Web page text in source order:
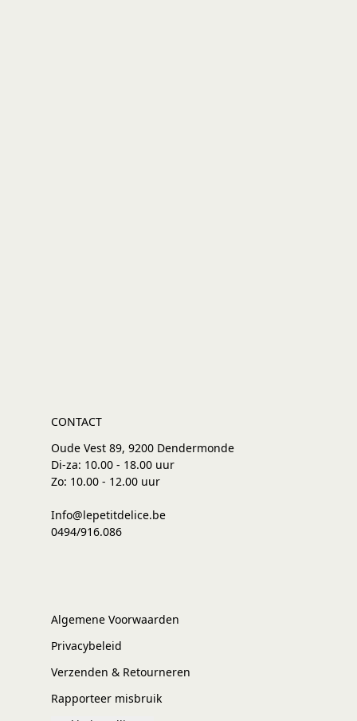
CONTACT
Oude Vest 89, 9200 Dendermonde
Di-za: 10.00 - 18.00 uur
Zo: 10.00 - 12.00 uur
Info@lepetitdelice.be
0494/916.086
Algemene Voorwaarden
Privacybeleid
Verzenden & Retourneren
Rapporteer misbruik